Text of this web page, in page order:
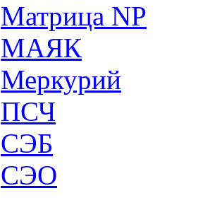
Матрица NP
МАЯК
Меркурий
ПСЧ
СЭБ
СЭО